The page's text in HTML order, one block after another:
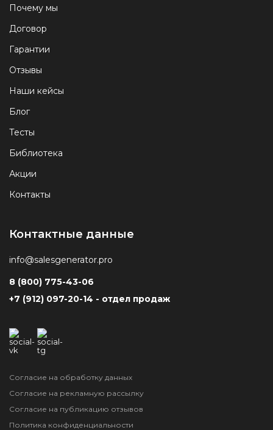
Почему мы
Договор
Гарантии
Отзывы
Наши кейсы
Блог
Тесты
Библиотека
Акции
Контакты
Контактные данные
info@salesgenerator.pro
8 (800) 775-43-06
+7 (912) 097-20-14 - отдел продаж
Согласие на обработку данных
Согласие на рекламную рассылку
Согласие на публикацию отзывов
Политика конфиденциальности